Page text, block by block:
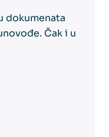
dokumenata
Čak i u